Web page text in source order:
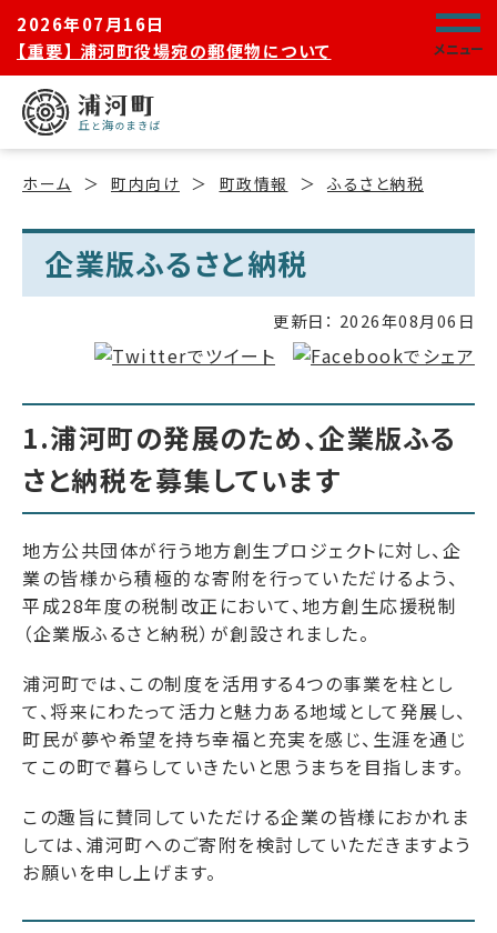
2026年07月16日
【重要】 浦河町役場宛の郵便物について
メニュー
ホーム 町内向け 町政情報 ふるさと納税
企業版ふるさと納税
更新日： 2026年08月06日
1.浦河町の発展のため、企業版ふる
さと納税を募集しています
地方公共団体が行う地方創生プロジェクトに対し、企
業の皆様から積極的な寄附を行っていただけるよう、
平成28年度の税制改正において、地方創生応援税制
（企業版ふるさと納税）が創設されました。
浦河町では、この制度を活用する4つの事業を柱とし
て、将来にわたって活力と魅力ある地域として発展し、
町民が夢や希望を持ち幸福と充実を感じ、生涯を通じ
てこの町で暮らしていきたいと思うまちを目指します。
この趣旨に賛同していただける企業の皆様におかれま
しては、浦河町へのご寄附を検討していただきますよう
お願いを申し上げます。